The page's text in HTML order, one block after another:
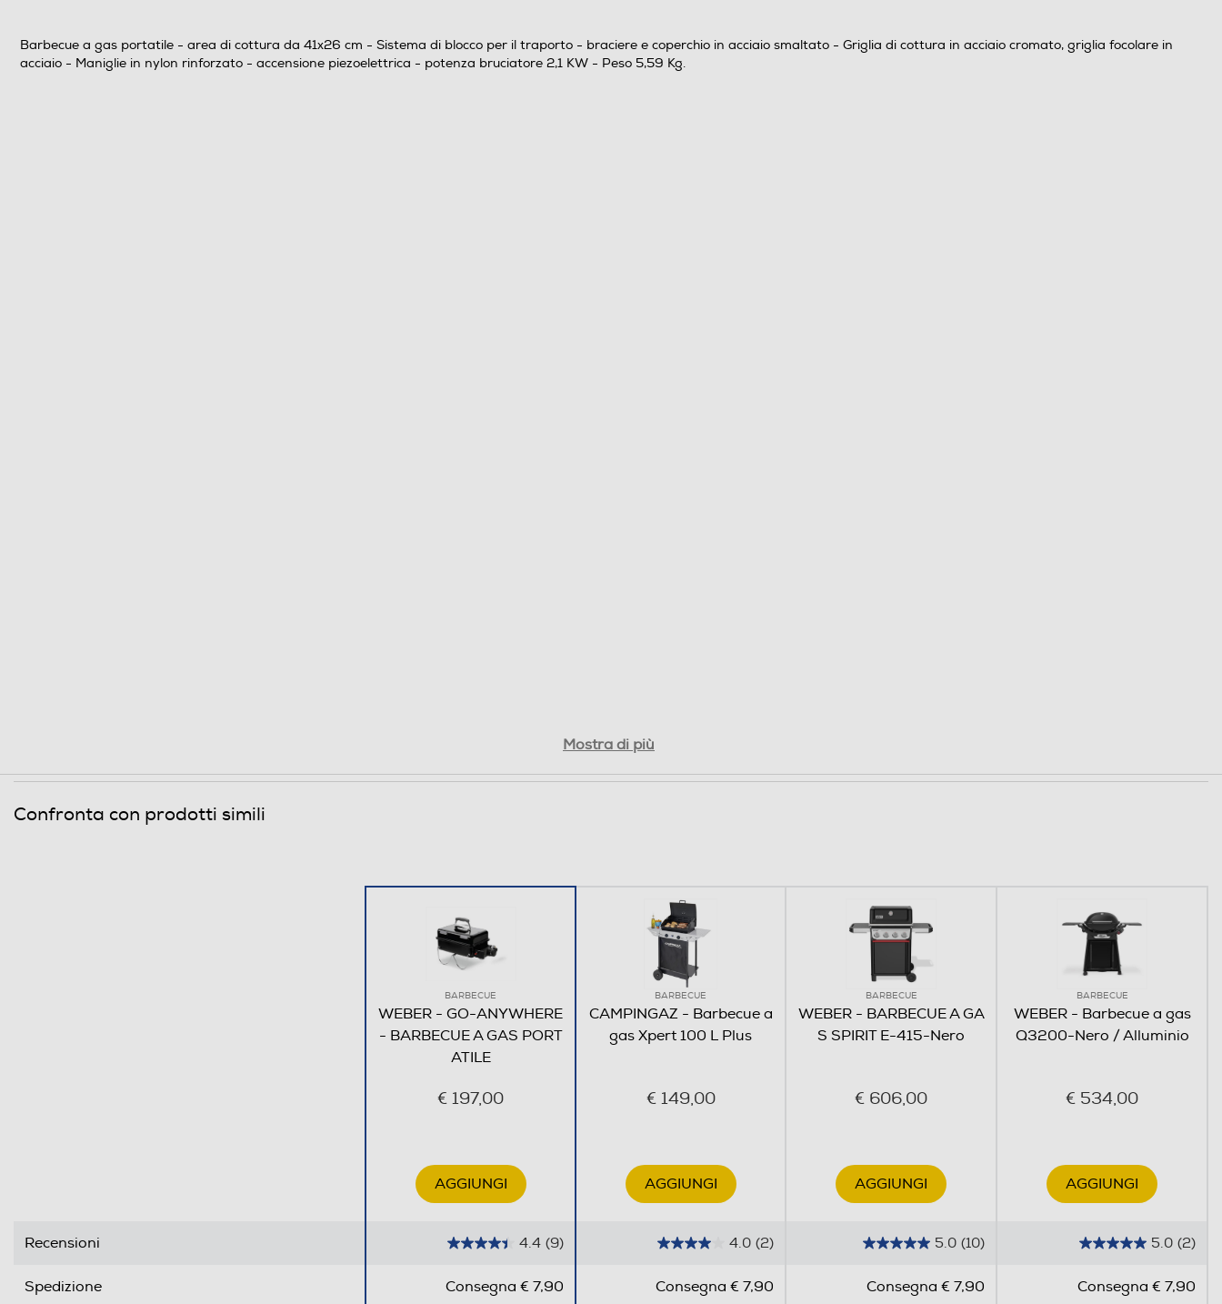
Informazioni sulla sicurezza del prodotto
Barbecue a gas portatile - area di cottura da 41x26 cm - Sistema di blocco per il traporto - braciere e coperchio in acciaio smaltato - Griglia di cottura in acciaio cromato, griglia focolare in
acciaio - Maniglie in nylon rinforzato - accensione piezoelettrica - potenza bruciatore 2,1 KW - Peso 5,59 Kg.
Mostra di più
Confronta con prodotti simili
BARBECUE
WEBER - GO-ANYWHERE
- BARBECUE A GAS PORT
ATILE
€ 197,00
AGGIUNGI
BARBECUE
CAMPINGAZ - Barbecue a
gas Xpert 100 L Plus
€ 149,00
AGGIUNGI
BARBECUE
WEBER - BARBECUE A GA
S SPIRIT E-415-Nero
€ 606,00
AGGIUNGI
BARBECUE
WEBER - Barbecue a gas
Q3200-Nero / Alluminio
€ 534,00
AGGIUNGI
Recensioni 4.4 (9) 4.0 (2) 5.0 (10) 5.0 (2)
Spedizione Consegna € 7,90 Consegna € 7,90 Consegna € 7,90 Consegna € 7,90